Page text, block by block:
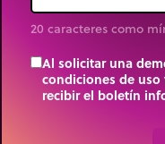
20 caracteres como
Al solicitar una
condiciones de
recibir el boletín